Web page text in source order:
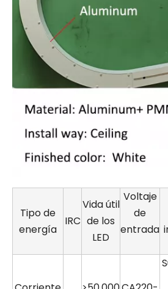
Tipo de
energía
IRC
Vida útil
de los
LED
Voltaje
de
entrada